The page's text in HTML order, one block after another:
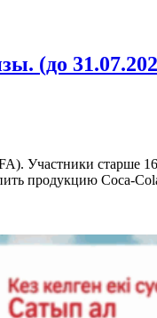
(до
Участники старше
продукцию Coca-